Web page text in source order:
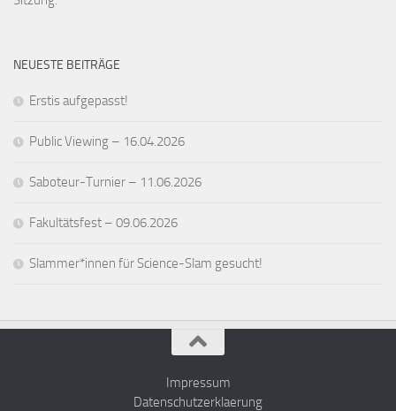
NEUESTE BEITRÄGE
Erstis aufgepasst!
Public Viewing – 16.04.2026
Saboteur-Turnier – 11.06.2026
Fakultätsfest – 09.06.2026
Slammer*innen für Science-Slam gesucht!
Impressum
Datenschutzerklaerung